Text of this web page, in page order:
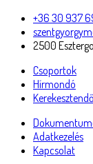
+36 30 937
2500
Csoportok
Hírmondó
Kerekesztendő
Adatkezelés
Kapcsolat